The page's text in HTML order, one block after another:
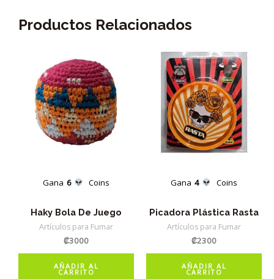
Productos Relacionados
Gana 6 Coins
Haky Bola De Juego
Artículos para Fumar
₡3000
AÑADIR AL
CARRITO
Gana 4 Coins
Picadora Plástica Rasta
Artículos para Fumar
₡2300
AÑADIR AL
CARRITO